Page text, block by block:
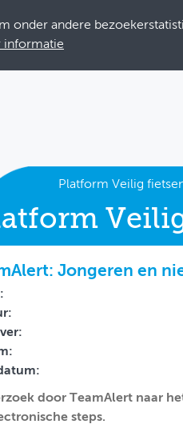
onder andere
informatie
Platform Veilig
Jongeren en
door TeamAlert naar
steps.